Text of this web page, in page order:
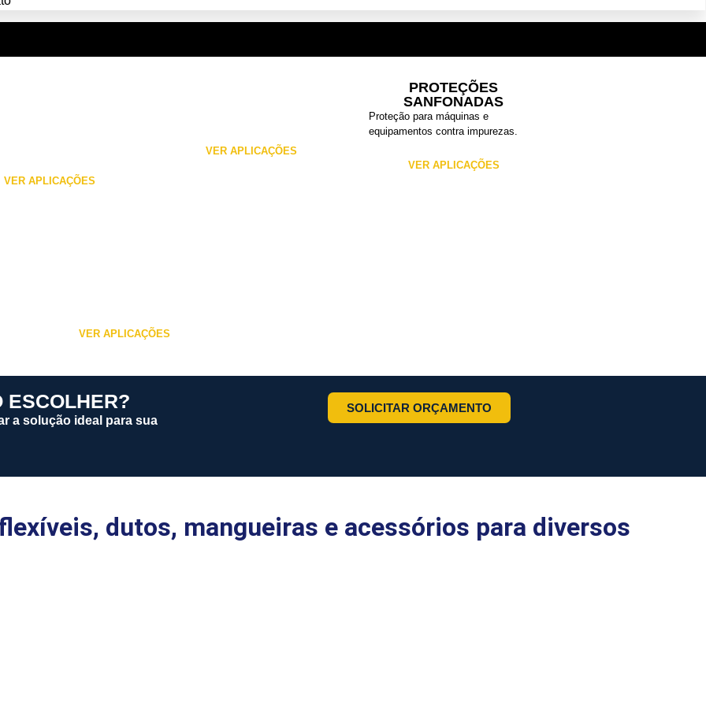
VER APLICAÇÕES
VER APLICAÇÕES
PROTEÇÕES
SANFONADAS
Proteção para máquinas e
equipamentos contra impurezas.
VER APLICAÇÕES
VER APLICAÇÕES
ESCOLHER?
a solução ideal para sua
SOLICITAR ORÇAMENTO
dutos, mangueiras e acessórios para diversos